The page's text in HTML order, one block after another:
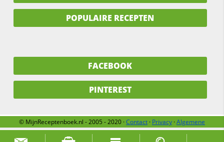
POPULAIRE RECEPTEN
FACEBOOK
PINTEREST
© MijnReceptenboek.nl - 2005 - 2020 ·Contact · Privacy ·Algemene
voorwaarden
Over ons